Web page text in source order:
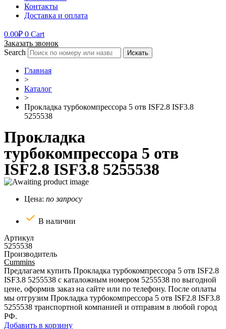
Контакты
Доставка и оплата
0.00₽ 0 Cart
Заказать звонок
Search
Искать
Главная
>
Каталог
>
Прокладка турбокомпрессора 5 отв ISF2.8 ISF3.8
5255538
Прокладка
турбокомпрессора 5 отв
ISF2.8 ISF3.8 5255538
Цена: по запросу
В наличии
Артикул
5255538
Производитель
Cummins
Предлагаем купить Прокладка турбокомпрессора 5 отв ISF2.8
ISF3.8 5255538 с каталожным номером 5255538 по выгодной
цене, оформив заказ на сайте или по телефону. После оплаты
мы отгрузим Прокладка турбокомпрессора 5 отв ISF2.8 ISF3.8
5255538 транспортной компанией и отправим в любой город
РФ.
Добавить в корзину